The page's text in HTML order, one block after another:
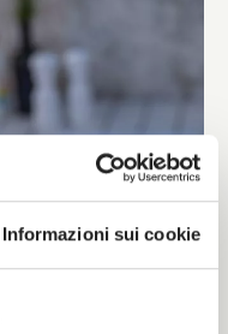
Informazioni sui cookie